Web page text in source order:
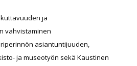
ja
vahvistaminen
asiantuntijuuden,
ja museotyön sekä Kaustinen